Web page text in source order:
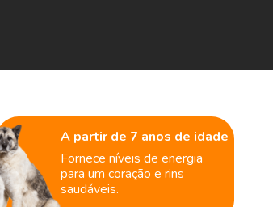
A partir de 7 anos de idade
Fornece níveis de energia
para um coração e rins
saudáveis.